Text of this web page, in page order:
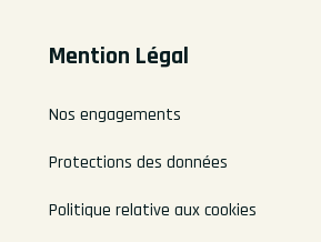
Mention Légal
Nos engagements
Protections des données
Politique relative aux cookies